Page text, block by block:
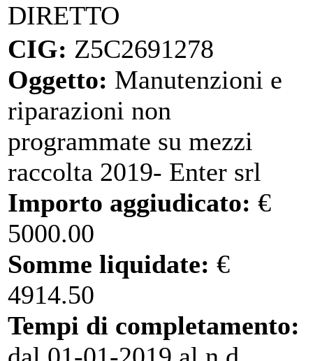
DIRETTO
CIG: Z5C2691278
Oggetto: Manutenzioni e
riparazioni non
programmate su mezzi
raccolta 2019- Enter srl
Importo aggiudicato: €
5000.00
Somme liquidate: €
4914.50
Tempi di completamento: